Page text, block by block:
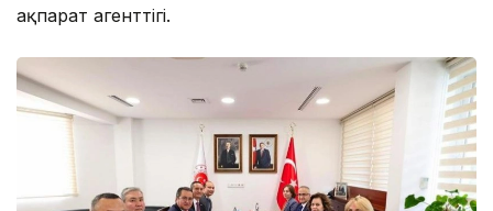
ақпарат агенттігі.